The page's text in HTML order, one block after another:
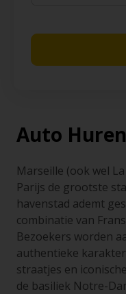
Auto
Marseille (ook wel
Parijs de grootste
havenstad ademt
combinatie van
Bezoekers worden
authentieke
straatjes en
de basiliek Notre-